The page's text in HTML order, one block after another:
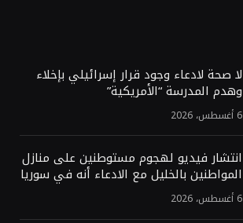
لا صحة لادعاء وجود قرار إسرائيلي بإخلاء
وهدم المدرسة “الأمريكية”
6 أغسطس، 2026
انتشار فيديو لهجوم مستوطنين على منازل
المواطنين بالخليل مع الادعاء أنه في سوريا
6 أغسطس، 2026